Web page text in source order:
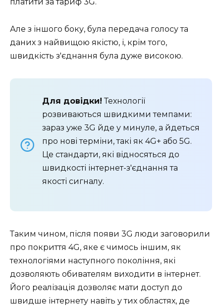
платити за тариф 3G.
Але з іншого боку, була передача голосу та
даних з найвищою якістю, і, крім того,
швидкість з'єднання була дуже високою.
Для довідки! Технології
розвиваються швидкими темпами:
зараз уже 3G йде у минуле, а йдеться
про нові терміни, такі як 4G+ або 5G.
Це стандарти, які відносяться до
швидкості інтернет-з'єднання та
якості сигналу.
Таким чином, після появи 3G люди заговорили
про покриття 4G, яке є чимось іншим, як
технологіями наступного покоління, які
дозволяють обивателям виходити в інтернет.
Його реалізація дозволяє мати доступ до
швидше інтернету навіть у тих областях, де